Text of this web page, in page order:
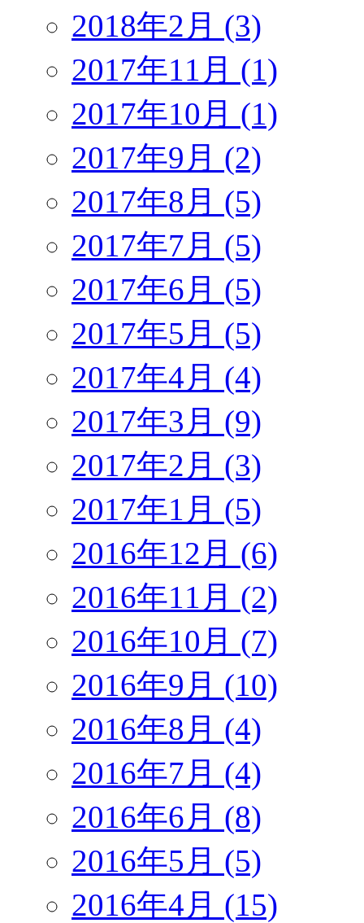
2018年2月 (3)
2017年11月 (1)
2017年10月 (1)
2017年9月 (2)
2017年8月 (5)
2017年7月 (5)
2017年6月 (5)
2017年5月 (5)
2017年4月 (4)
2017年3月 (9)
2017年2月 (3)
2017年1月 (5)
2016年12月 (6)
2016年11月 (2)
2016年10月 (7)
2016年9月 (10)
2016年8月 (4)
2016年7月 (4)
2016年6月 (8)
2016年5月 (5)
2016年4月 (15)